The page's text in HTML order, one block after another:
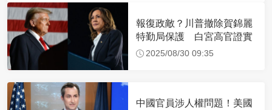
報復政敵？川普撤除賀錦麗
特勤局保護 白宮高官證實
2025/08/30 09:35
中國官員涉人權問題！美國